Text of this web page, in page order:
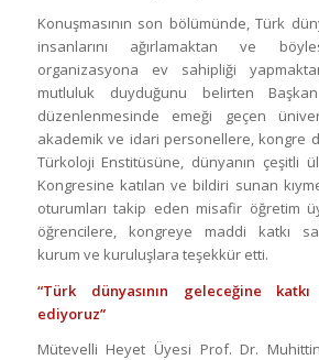
Konuşmasının son bölümünde, Türk
insanlarını ağırlamaktan ve
organizasyona ev sahipliği
mutluluk duyduğunu belirten Başkan
düzenlenmesinde emeği geçen
akademik ve idari personellere, kongre
Türkoloji Enstitüsüne, dünyanın çeşitli
Kongresine katılan ve bildiri sunan
oturumları takip eden misafir öğretim
öğrencilere, kongreye maddi katkı
kurum ve kuruluşlara teşekkür etti.
“Türk dünyasının geleceğine katkı
ediyoruz”
Mütevelli Heyet Üyesi Prof. Dr.